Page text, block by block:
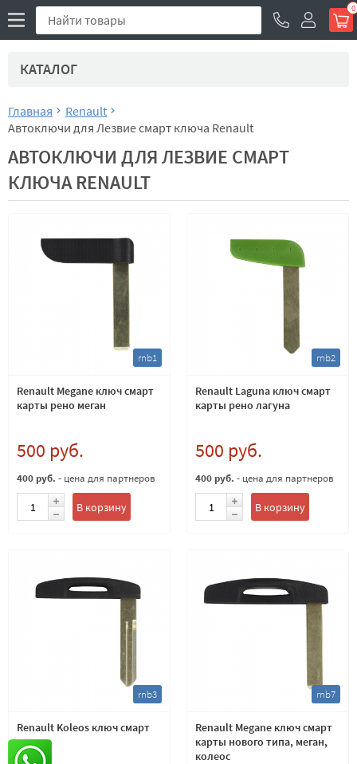
0
КАТАЛОГ
Главная
Renault
Автоключи для Лезвие смарт ключа Renault
АВТОКЛЮЧИ ДЛЯ ЛЕЗВИЕ СМАРТ
КЛЮЧА RENAULT
rnb1
Renault Megane ключ смарт
карты рено меган
500 руб.
400 руб. - цена для партнеров
В корзину
rnb2
Renault Laguna ключ смарт
карты рено лагуна
500 руб.
400 руб. - цена для партнеров
В корзину
rnb3
Renault Koleos ключ смарт
карты
rnb7
Renault Megane ключ смарт
карты нового типа, меган,
колеос